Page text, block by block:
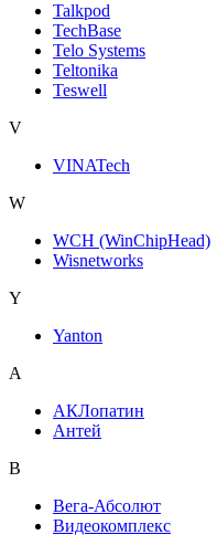
Talkpod
TechBase
Telo Systems
Teltonika
Teswell
V
VINATech
W
WCH (WinChipHead)
Wisnetworks
Y
Yanton
А
АКЛопатин
Антей
В
Вега-Абсолют
Видеокомплекс